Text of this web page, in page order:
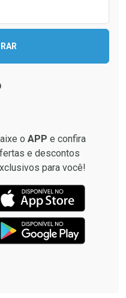
Por R$ 22,39/cada
o APP e confira
e descontos
para você!